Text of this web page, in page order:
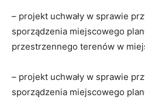
– projekt uchwały w sprawie
sporządzenia miejscowego
przestrzennego terenów w
– projekt uchwały w sprawie
sporządzenia miejscowego